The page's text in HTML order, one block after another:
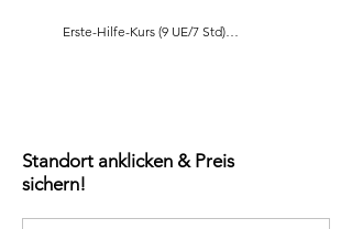
Erste-Hilfe-Kurs (9 UE/7 Std)
Ersthelferausbildung. Damit ist unser
Erste-Hilfe-Kurs uneingeschränkt
Standort anklicken & Preis
sichern!